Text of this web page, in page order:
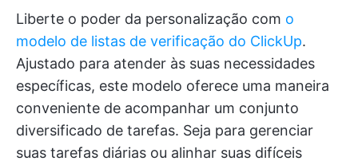
Liberte o poder da personalização com o
modelo de listas de verificação do ClickUp.
Ajustado para atender às suas necessidades
específicas, este modelo oferece uma maneira
conveniente de acompanhar um conjunto
diversificado de tarefas. Seja para gerenciar
suas tarefas diárias ou alinhar suas difíceis